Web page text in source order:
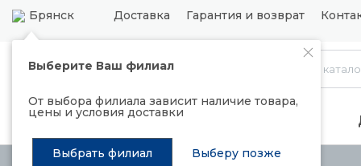
Брянск Доставка Гарантия и возврат
Выберите Ваш филиал
От выбора филиала зависит наличие товара,
цены и условия доставки
Выбрать филиал Выберу позже
Каталог
Распродажа Подъемные механизмы